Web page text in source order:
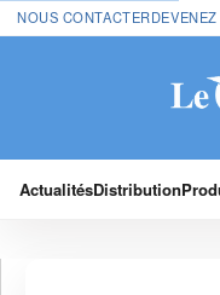
NOUS CONTACTER
ActualitésDistribution